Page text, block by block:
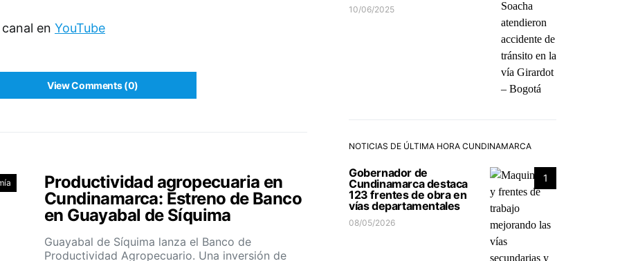
en YouTube
View Comments (0)
Productividad agropecuaria en
Cundinamarca: Estreno de Banco
en Guayabal de Síquima
Guayabal de Síquima lanza el Banco de
Productividad Agropecuario. Una inversión de
10/06/2025
NOTICIAS DE ÚLTIMA HORA CUNDINAMARCA
1
Gobernador de
Cundinamarca destaca
123 frentes de obra en
vías departamentales
08/05/2026